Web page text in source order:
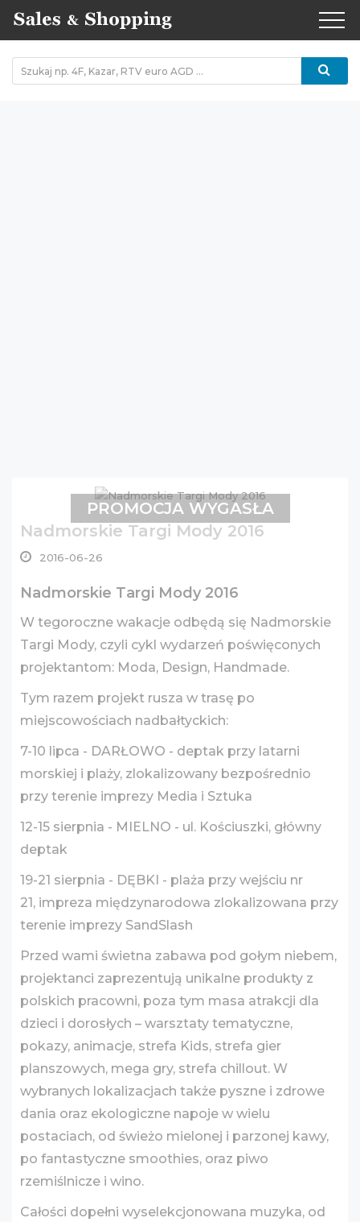
Nadmorskie Targi Mody 2016
2016-06-26
Nadmorskie Targi Mody 2016
W tegoroczne wakacje odbędą się Nadmorskie
Targi Mody, czyli cykl wydarzeń poświęconych
projektantom: Moda, Design, Handmade.
Tym razem projekt rusza w trasę po
miejscowościach nadbałtyckich:
7-10 lipca - DARŁOWO - deptak przy latarni
morskiej i plaży, zlokalizowany bezpośrednio
przy terenie imprezy Media i Sztuka
12-15 sierpnia - MIELNO - ul. Kościuszki, główny
deptak
19-21 sierpnia - DĘBKI - plaża przy wejściu nr
21, impreza międzynarodowa zlokalizowana przy
terenie imprezy SandSlash
Przed wami świetna zabawa pod gołym niebem,
projektanci zaprezentują unikalne produkty z
polskich pracowni, poza tym masa atrakcji dla
dzieci i dorosłych – warsztaty tematyczne,
pokazy, animacje, strefa Kids, strefa gier
planszowych, mega gry, strefa chillout. W
wybranych lokalizacjach także pyszne i zdrowe
dania oraz ekologiczne napoje w wielu
postaciach, od świeżo mielonej i parzonej kawy,
po fantastyczne smoothies, oraz piwo
rzemiślnicze i wino.
Całości dopełni wyselekcjonowana muzyka, od
PROMOCJA WYGASŁA